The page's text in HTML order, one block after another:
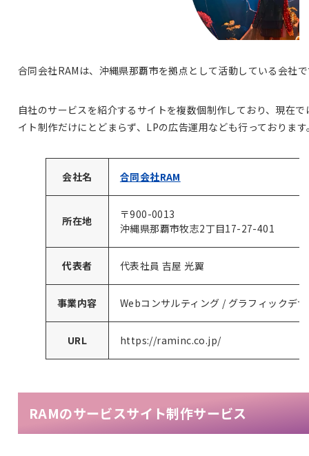
合同会社RAMは、沖縄県那覇市を拠点として活動している会社
自社のサービスを紹介するサイトを複数個制作しており、現在で
イト制作だけにとどまらず、LPの広告運用なども行っております
会社名 合同会社RAM
所在地
〒900-0013
沖縄県那覇市牧志2丁目17-27-401
代表者 代表社員 吉屋 光翼
事業内容 Webコンサルティング / グラフィックデ
URL https://raminc.co.jp/
RAMのサービスサイト制作サービス